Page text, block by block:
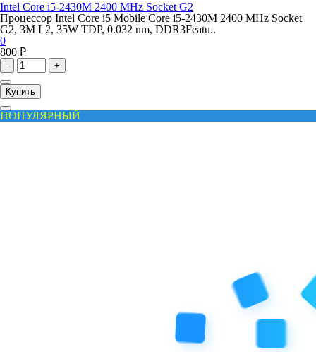
Intel Core i5-2430M 2400 MHz Socket G2
Процессор Intel Core i5 Mobile Core i5-2430M 2400 MHz Socket
G2, 3M L2, 35W TDP, 0.032 nm, DDR3Featu..
0
800 ₽
- +
Купить
ПОПУЛЯРНЫЙ